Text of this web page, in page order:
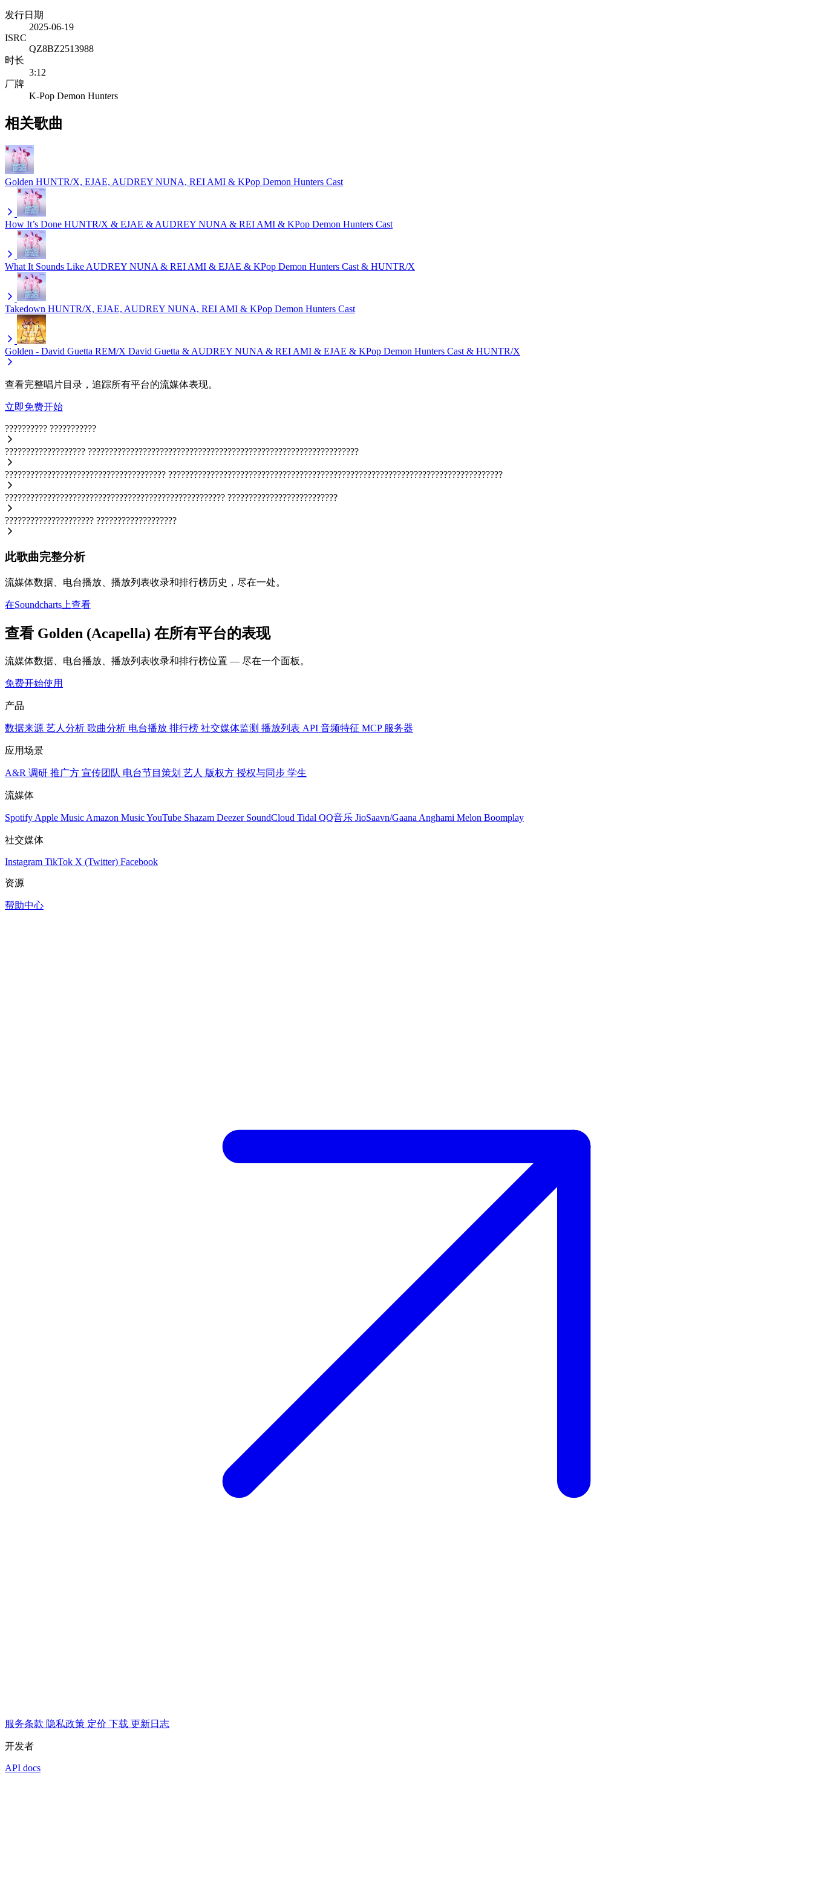
发行日期
2025-06-19
ISRC
QZ8BZ2513988
时长
3:12
厂牌
K-Pop Demon Hunters
相关歌曲
Golden HUNTR/X, EJAE, AUDREY NUNA, REI AMI & KPop Demon Hunters Cast
How It’s Done HUNTR/X & EJAE & AUDREY NUNA & REI AMI & KPop Demon Hunters Cast
What It Sounds Like AUDREY NUNA & REI AMI & EJAE & KPop Demon Hunters Cast & HUNTR/X
Takedown HUNTR/X, EJAE, AUDREY NUNA, REI AMI & KPop Demon Hunters Cast
Golden - David Guetta REM/X David Guetta & AUDREY NUNA & REI AMI & EJAE & KPop Demon Hunters Cast & HUNTR/X
查看完整唱片目录，追踪所有平台的流媒体表现。
立即免费开始
?????????? ???????????
??????????????????? ????????????????????????????????????????????????????????????????
?????????????????????????????????????? ???????????????????????????????????????????????????????????????????????????????
???????????????????????????????????????????????????? ??????????????????????????
????????????????????? ???????????????????
此歌曲完整分析
流媒体数据、电台播放、播放列表收录和排行榜历史，尽在一处。
在Soundcharts上查看
查看 Golden (Acapella) 在所有平台的表现
流媒体数据、电台播放、播放列表收录和排行榜位置 — 尽在一个面板。
免费开始使用
产品
数据来源 艺人分析 歌曲分析 电台播放 排行榜 社交媒体监测 播放列表 API 音频特征 MCP 服务器
应用场景
A&R 调研 推广方 宣传团队 电台节目策划 艺人 版权方 授权与同步 学生
流媒体
Spotify Apple Music Amazon MusicYouTube Shazam Deezer SoundCloud Tidal QQ音乐 JioSaavn/Gaana Anghami Melon Boomplay
社交媒体
Instagram TikTok X (Twitter) Facebook
资源
帮助中心
服务条款 隐私政策 定价 下载 更新日志
开发者
API docs